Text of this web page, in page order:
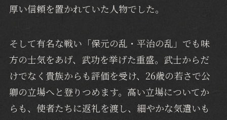
厚い信頼を置かれていた人物でした。
そして有名な戦い「保元の乱・平治の乱」でも味
方の士気をあげ、武功を挙げた重盛。武士からだ
けでなく貴族からも評価を受け、26歳の若さで公
卿の立場へと登りつめます。高い立場についてか
らも、使者たちに返礼を渡し、細やかな気遣いも